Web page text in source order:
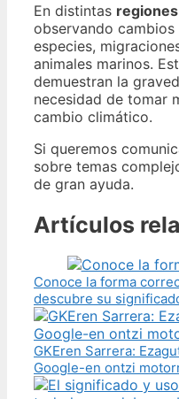
En distintas regiones
observando
especies,
animales marinos.
demuestran la
necesidad de tomar
cambio climático.
Si queremos
sobre temas
de gran ayuda.
Artículos
Conoce la forma
descubre su
GKEren Sarrera:
Google-en ontzi